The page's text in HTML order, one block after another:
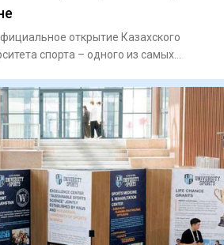
открытие Казахского
спорта – одного из самых